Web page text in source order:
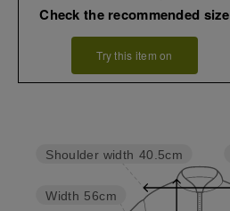
Check the recommended size
Try this item on
Width 56cm
Shoulder width 40.5cm